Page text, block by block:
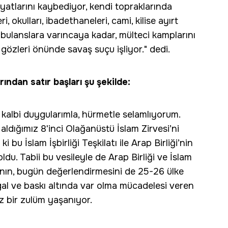
kaybediyor, kendi topraklarında
okulları, ibadethaneleri, cami, kilise ayırt
varıncaya kadar, mülteci kamplarını
önünde savaş suçu işliyor." dedi.
satır başları şu şekilde:
duygularımla, hürmetle selamlıyorum.
8'inci Olağanüstü İslam Zirvesi’ni
bu İslam İşbirliği Teşkilatı ile Arap Birliği’nin
Tabii bu vesileyle de Arap Birliği ve İslam
bugün değerlendirmesini de 25-26 ülke
ve baskı altında var olma mücadelesi veren
bir zulüm yaşanıyor.